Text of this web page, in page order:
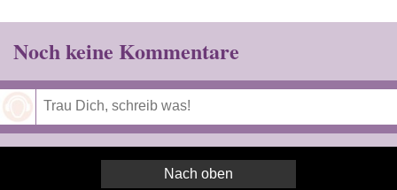
Noch keine Kommentare
Nach oben